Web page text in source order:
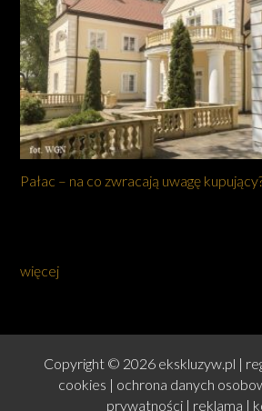
Pałac – na co zwracają uwagę
więcej
Copyright © 2026 ekskluzyw.pl |
cookies | ochrona danych
prywatności | reklama |